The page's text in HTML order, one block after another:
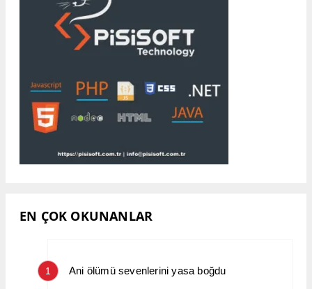
EN ÇOK OKUNANLAR
1 Ani ölümü sevenlerini yasa boğdu